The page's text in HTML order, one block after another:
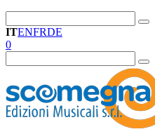
ITENFRDE
0